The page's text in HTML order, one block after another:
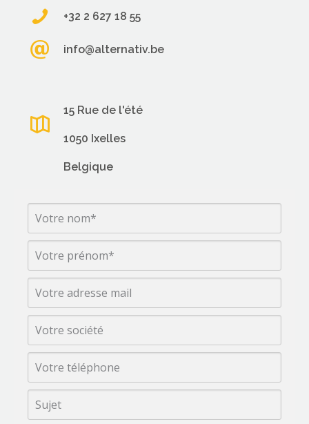
+32 2 627 18 55
info@alternativ.be
15 Rue de l'été
1050 Ixelles
Belgique